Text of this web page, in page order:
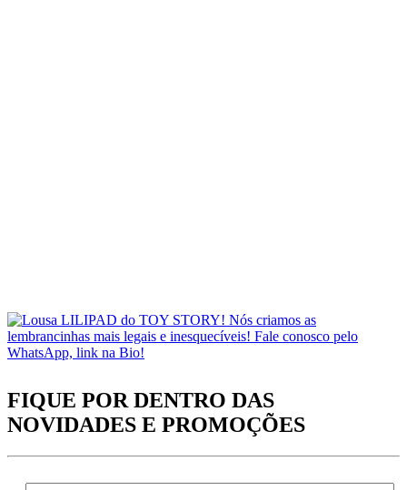
FIQUE POR DENTRO DAS
NOVIDADES E PROMOÇÕES